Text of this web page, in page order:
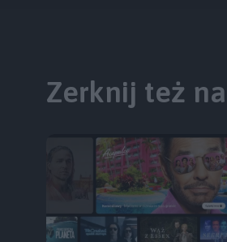
Zerknij też